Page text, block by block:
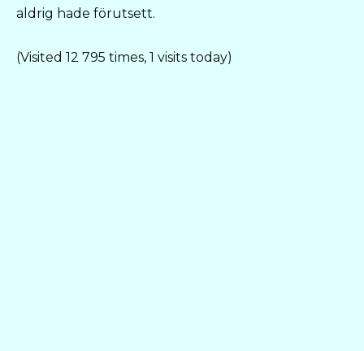
aldrig hade förutsett.
(Visited 12 795 times, 1 visits today)